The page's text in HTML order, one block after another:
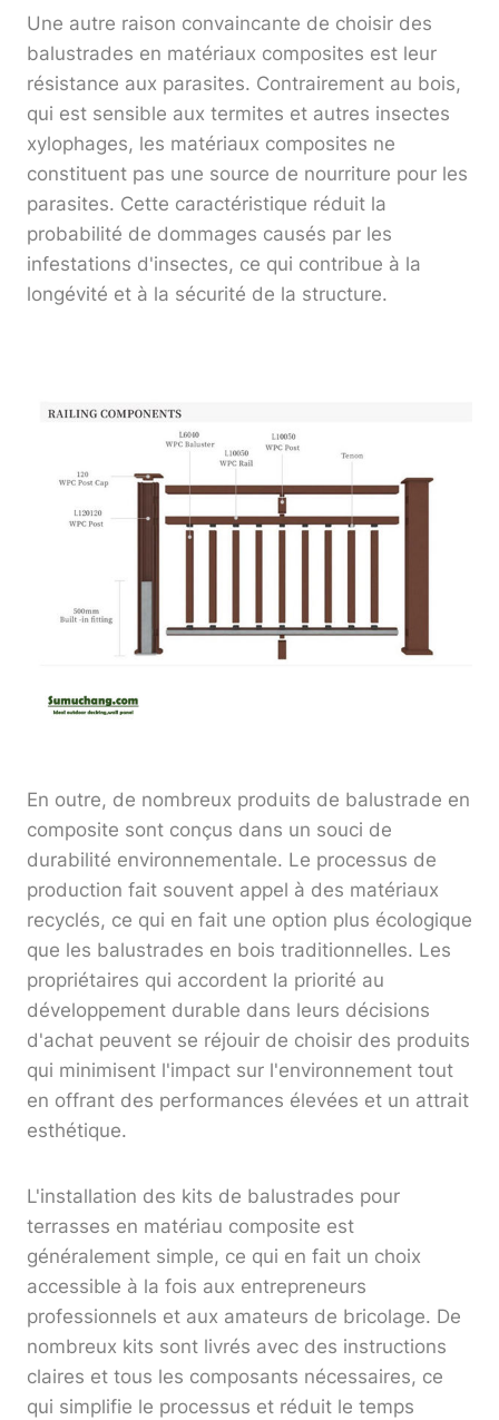
Une autre raison convaincante de choisir des
balustrades en matériaux composites est leur
résistance aux parasites. Contrairement au bois,
qui est sensible aux termites et autres insectes
xylophages, les matériaux composites ne
constituent pas une source de nourriture pour les
parasites. Cette caractéristique réduit la
probabilité de dommages causés par les
infestations d'insectes, ce qui contribue à la
longévité et à la sécurité de la structure.
En outre, de nombreux produits de balustrade en
composite sont conçus dans un souci de
durabilité environnementale. Le processus de
production fait souvent appel à des matériaux
recyclés, ce qui en fait une option plus écologique
que les balustrades en bois traditionnelles. Les
propriétaires qui accordent la priorité au
développement durable dans leurs décisions
d'achat peuvent se réjouir de choisir des produits
qui minimisent l'impact sur l'environnement tout
en offrant des performances élevées et un attrait
esthétique.
L'installation des kits de balustrades pour
terrasses en matériau composite est
généralement simple, ce qui en fait un choix
accessible à la fois aux entrepreneurs
professionnels et aux amateurs de bricolage. De
nombreux kits sont livrés avec des instructions
claires et tous les composants nécessaires, ce
qui simplifie le processus et réduit le temps